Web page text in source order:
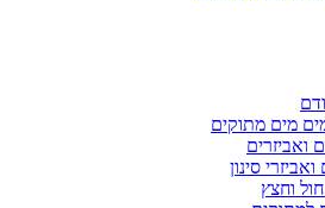
מים מתוקים
ואביזרים
סינון
וחצץ